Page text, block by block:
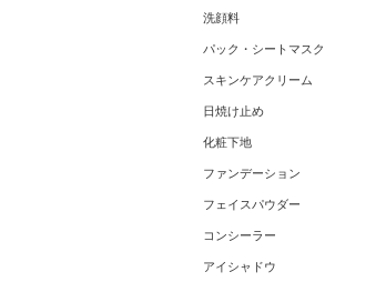
洗顔料
パック・シートマスク
スキンケアクリーム
日焼け止め
化粧下地
ファンデーション
フェイスパウダー
コンシーラー
アイシャドウ